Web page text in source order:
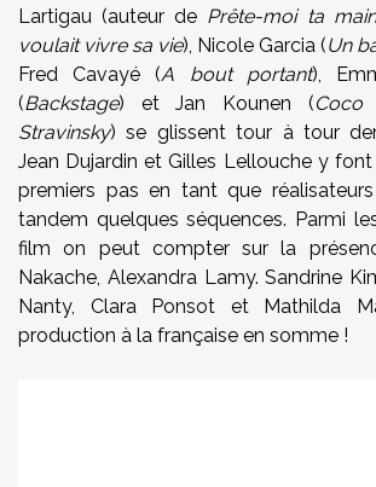
Lartigau (auteur de Prête-moi ta main
voulait vivre sa vie), Nicole Garcia (Un
Fred Cavayé (A bout portant),
(Backstage) et Jan Kounen (
Stravinsky) se glissent tour à tour
Jean Dujardin et Gilles Lellouche y
premiers pas en tant que
tandem quelques séquences. Parmi
film on peut compter sur la
Nakache, Alexandra Lamy. Sandrine
Nanty, Clara Ponsot et Mathilda
production à la française en somme !